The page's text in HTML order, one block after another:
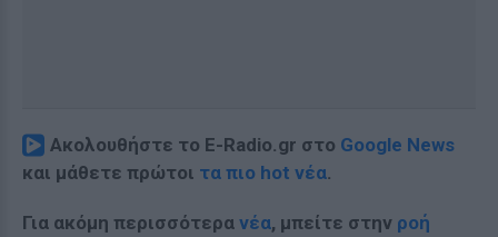
Ακολουθήστε το E-Radio.gr στο Google News
και μάθετε πρώτοι τα πιο hot νέα.
Για ακόμη περισσότερα νέα, μπείτε στην ροή